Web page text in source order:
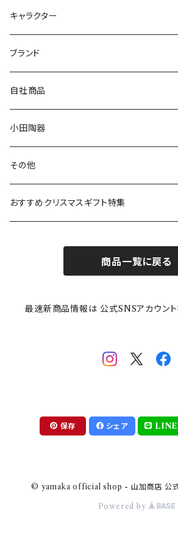
九谷焼
マグ＆カップ
プレート
ボウル
ガラスウェア
カトラリー
キャラクター
ムーミン
80th記念アイテム
リトルミイの日記念アイテム
MOOMIN ANIMATION
スヌーピー
ピーターラビット
ポケットモンスター
mofusand（モフサンド）
mofsand×日比谷花壇
ちびまる子ちゃんandクレヨンしんちゃん
ブランド
LA AMYS(エミーズ)
LISA LARSON(リサラーソン)
LAURA ASHLEY(ローラ アシュレイ)
Finlayson(フィンレイソン)
HANAE MORI(ハナエモリ)
THE BEATLES(ザ・ビートルズ)
【山加商店×yaeko】migratory bird
自社商品
ねこ企画
Cecera(セセラ)
CELEC(セレック)
隅切り重箱
HAPPY DINING(ハッピーダイニング)
小田陶器
さざなみ
吉祥
メイメイウェア
SoSo(ソソ）
その他
リサイクル食器
おすすめクリスマスギフト特集
商品一覧に戻る
最速新商品情報は 公式SNSアカウント
保存 シェア LINE
© yamaka official shop - 山加商店 公式
Powered by